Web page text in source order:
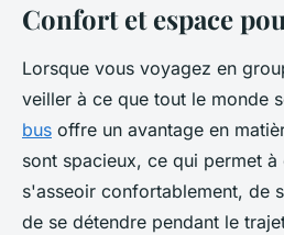
Confort et espace
Lorsque vous voyagez en
veiller à ce que tout le monde
bus offre un avantage en
sont spacieux, ce qui permet
s'asseoir confortablement, de
de se détendre pendant le